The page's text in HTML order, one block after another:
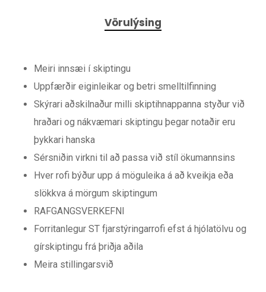
Vörulýsing
Meiri innsæi í skiptingu
Uppfærðir eiginleikar og betri smelltilfinning
Skýrari aðskilnaður milli skiptihnappanna styður við
hraðari og nákvæmari skiptingu þegar notaðir eru
þykkari hanska
Sérsniðin virkni til að passa við stíl ökumannsins
Hver rofi býður upp á möguleika á að kveikja eða
slökkva á mörgum skiptingum
RAFGANGSVERKEFNI
Forritanlegur ST fjarstýringarrofi efst á hjólatölvu og
gírskiptingu frá þriðja aðila
Meira stillingarsvið